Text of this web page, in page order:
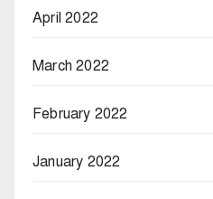
April 2022
March 2022
February 2022
January 2022